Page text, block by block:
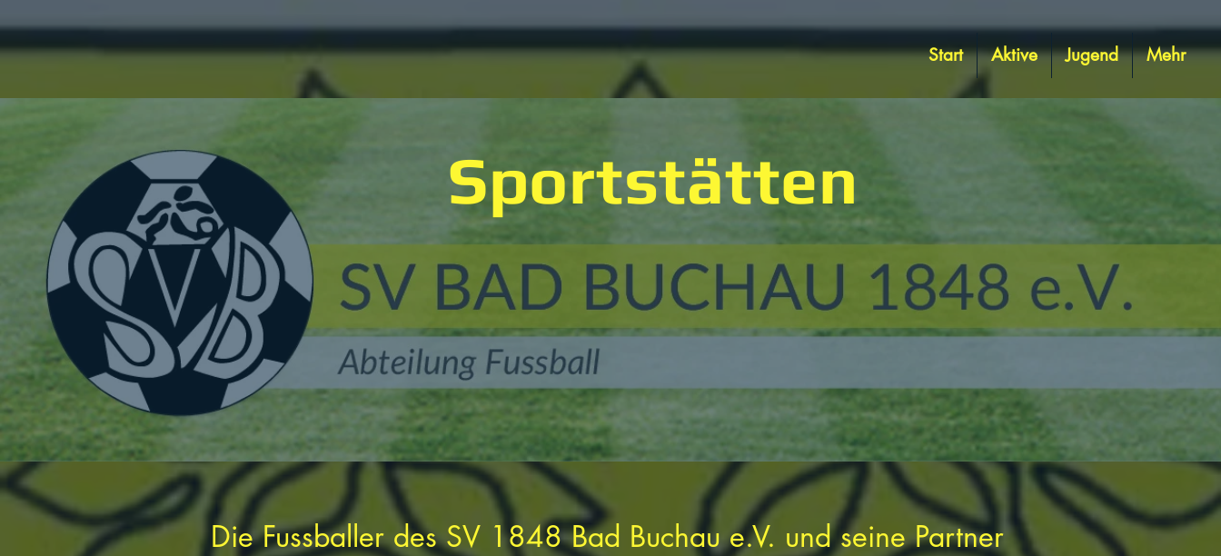
Start Aktive Jugend Mehr
Sportstätten
Die Fussballer des SV 1848 Bad Buchau e.V. und seine Partner